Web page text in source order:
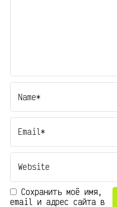
Сохранить моё имя,
email и адрес сайта в